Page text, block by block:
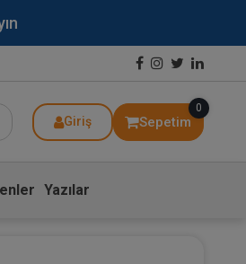
Giriş Sepetim
0
Yazılar